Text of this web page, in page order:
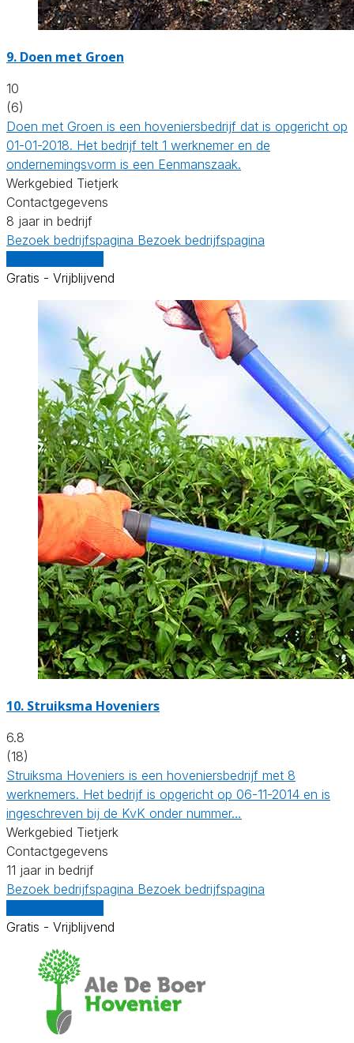
9. Doen met Groen
10
(6)
Doen met Groen is een hoveniersbedrijf dat is opgericht op
01-01-2018. Het bedrijf telt 1 werknemer en de
ondernemingsvorm is een Eenmanszaak.
Werkgebied Tietjerk
Contactgegevens
8 jaar in bedrijf
Bezoek bedrijfspagina Bezoek bedrijfspagina
Gratis - Vrijblijvend
10. Struiksma Hoveniers
6.8
(18)
Struiksma Hoveniers is een hoveniersbedrijf met 8
werknemers. Het bedrijf is opgericht op 06-11-2014 en is
ingeschreven bij de KvK onder nummer…
Werkgebied Tietjerk
Contactgegevens
11 jaar in bedrijf
Bezoek bedrijfspagina Bezoek bedrijfspagina
Gratis - Vrijblijvend